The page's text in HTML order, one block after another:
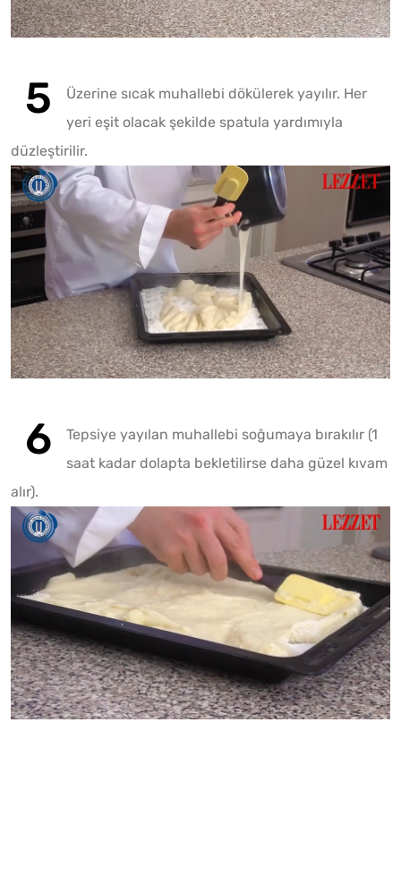
Üzerine sıcak muhallebi dökülerek yayılır. Her
yeri eşit olacak şekilde spatula yardımıyla
düzleştirilir.
Tepsiye yayılan muhallebi soğumaya bırakılır (1
saat kadar dolapta bekletilirse daha güzel kıvam
alır).